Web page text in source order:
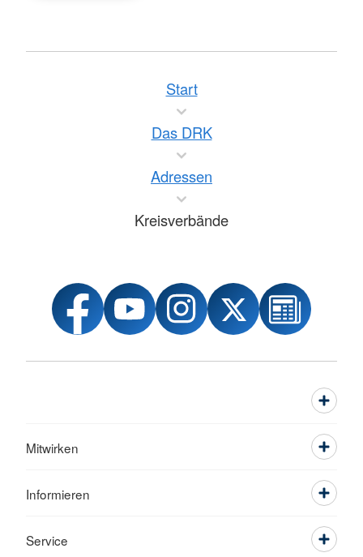
Start
Das DRK
Adressen
Kreisverbände
Mitwirken
Informieren
Service